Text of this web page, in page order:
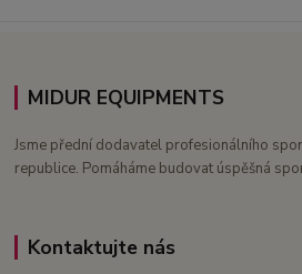
MIDUR EQUIPMENTS
Jsme přední dodavatel profesionálního
republice. Pomáháme budovat úspěšná
Kontaktujte nás